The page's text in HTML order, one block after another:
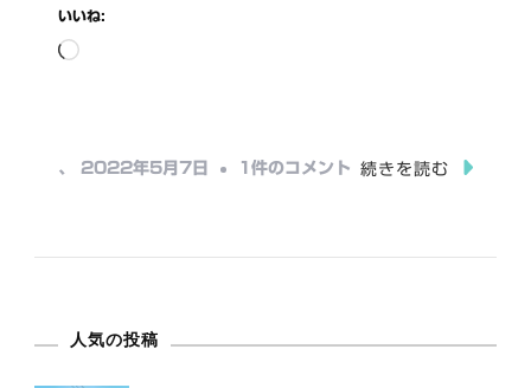
いいね:
読
中…
、 2022年5月7日 生
1件のコメント 続きを読む
人気の投稿